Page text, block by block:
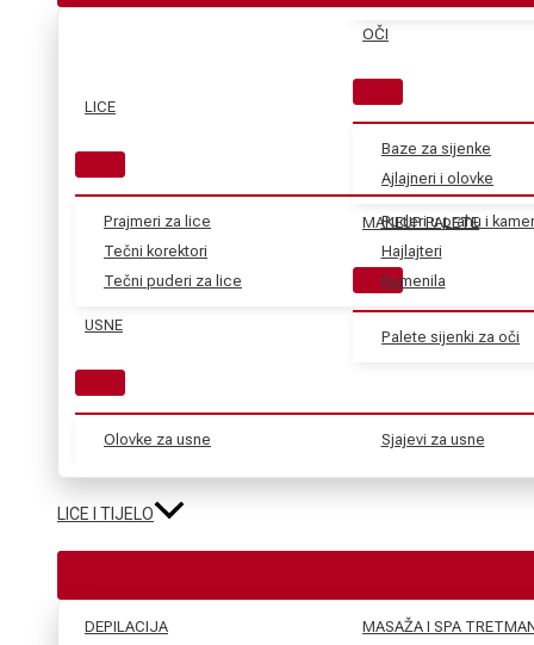
LICE
Prajmeri za lice
Tečni korektori
Tečni puderi za lice
Puderi u prahu i
Hajlajteri
Rumenila
USNE
Olovke za usne Sjajevi za usne
OČI
Baze za sijenke
Ajlajneri i olovke
MAKEUP PALETE
Palete sijenki za oči
LICE I TIJELO
DEPILACIJA MASAŽA I SPA